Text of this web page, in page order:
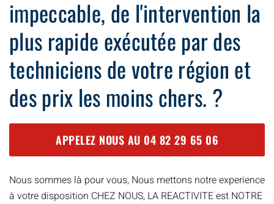
impeccable, de l'intervention la
plus rapide exécutée par des
techniciens de votre région et
des prix les moins chers. ?
APPELEZ NOUS AU 04 82 29 65 06
Nous sommes là pour vous, Nous mettons notre experience
à votre disposition CHEZ NOUS, LA REACTIVITE est NOTRE